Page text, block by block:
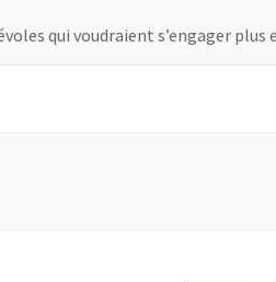
qui voudraient s’engager